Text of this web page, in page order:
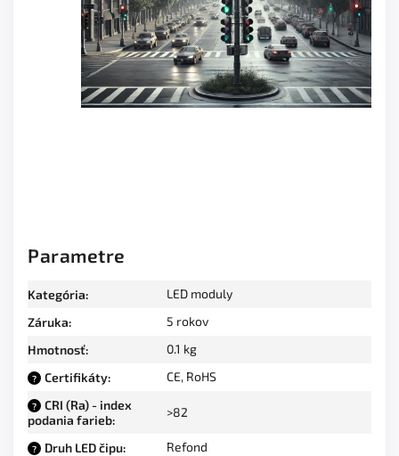
Parametre
Kategória:
LED moduly
Záruka:
5 rokov
Hmotnosť: 0.1 kg
? Certifikáty: CE, RoHS
?
CRI (Ra) - index
podania farieb:
>82
? Druh LED čipu: Refond